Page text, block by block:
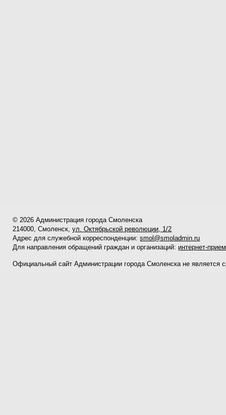
© 2026 Администрация города Смоленска
214000, Смоленск,ул. Октябрьской революции, 1/2
Адрес для служебной корреспонденции:smol@smoladmin.ru
Для направления обращений граждан и организаций: интернет-
Официальный сайт Администрации города Смоленска не является